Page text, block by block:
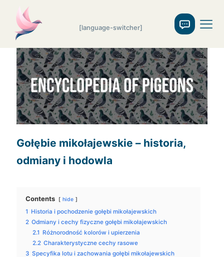
[language-switcher]
Gołębie mikołajewskie – historia,
odmiany i hodowla
Contents hide
1 Historia i pochodzenie gołębi mikołajewskich
2 Odmiany i cechy fizyczne gołębi mikołajewskich
2.1 Różnorodność kolorów i upierzenia
2.2 Charakterystyczne cechy rasowe
3 Specyfika lotu i zachowania gołębi mikołajewskich